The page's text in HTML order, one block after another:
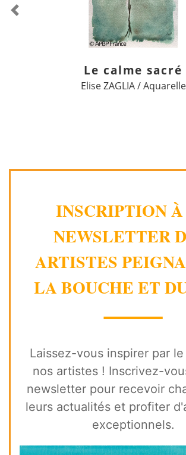
Le calme sacré
Elise ZAGLIA / Aquarelle
Previous
INSCRIPTION
NEWSLETTER
ARTISTES
LA BOUCHE ET
⸻
Laissez-vous inspirer par
nos artistes ! Inscrivez-
newsletter pour recevoir
leurs actualités et profiter
exceptionnels.